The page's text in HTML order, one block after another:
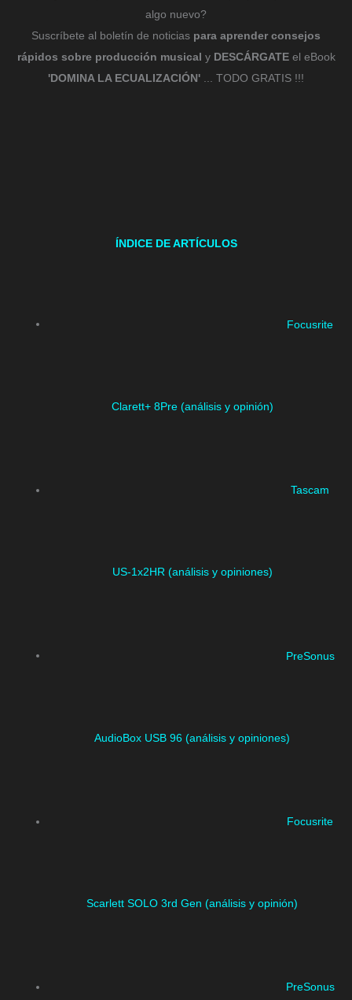
algo nuevo?
Suscríbete al boletín de noticias para aprender consejos
rápidos sobre producción musical y DESCÁRGATEel eBook
'DOMINA LA ECUALIZACIÓN' ... TODO GRATIS !!!
ÍNDICE DE ARTÍCULOS
Focusrite
Clarett+ 8Pre (análisis y opinión)
Tascam
US-1x2HR (análisis y opiniones)
PreSonus
AudioBox USB 96 (análisis y opiniones)
Focusrite
Scarlett SOLO 3rd Gen (análisis y opinión)
PreSonus